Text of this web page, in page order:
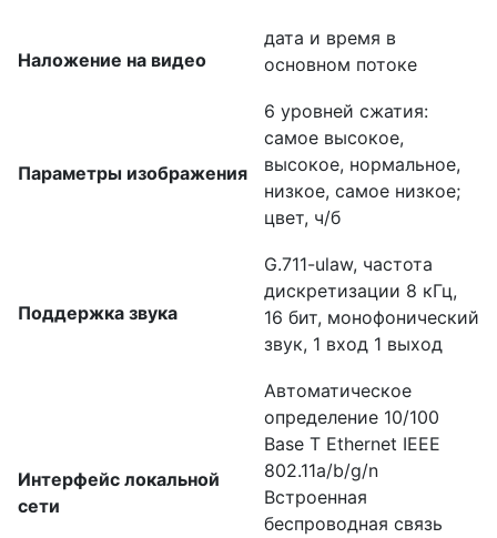
Наложение на видео
дата и время в
основном потоке
Параметры изображения
6 уровней сжатия:
самое высокое,
высокое, нормальное,
низкое, самое низкое;
цвет, ч/б
Поддержка звука
G.711-ulaw, частота
дискретизации 8 кГц,
16 бит, монофонический
звук, 1 вход 1 выход
Интерфейс локальной
сети
Автоматическое
определение 10/100
Base T Ethernet IEEE
802.11a/b/g/n
Встроенная
беспроводная связь